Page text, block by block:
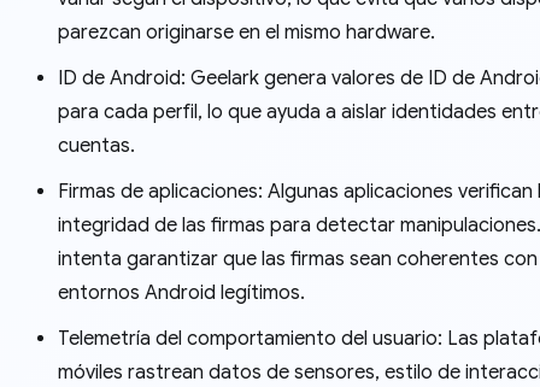
parezcan originarse en el mismo hardware.
ID de Android: Geelark genera valores de ID de
para cada perfil, lo que ayuda a aislar identidades
cuentas.
Firmas de aplicaciones: Algunas aplicaciones verifican
integridad de las firmas para detectar
intenta garantizar que las firmas sean coherentes
entornos Android legítimos.
Telemetría del comportamiento del usuario: Las
móviles rastrean datos de sensores, estilo de